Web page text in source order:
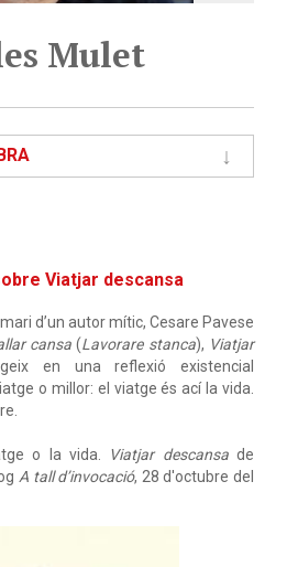
Mulet
Viatjar descansa
d’un autor mític, Cesare Pavese
cansa(L avorare stanca), Viatjar
en una reflexió existencial
o millor: el viatge és ací la vida.
o la vida. Viatjar descansade
A tall d’invocació, 28 d'octubre del